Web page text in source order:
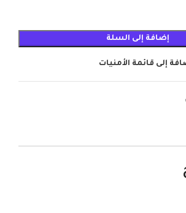
إضافة إلى السلة
إلى قائمة الأمنيات